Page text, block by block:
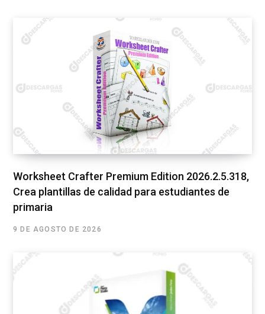
Worksheet Crafter Premium Edition 2026.2.5.318,
Crea plantillas de calidad para estudiantes de
primaria
9 DE AGOSTO DE 2026